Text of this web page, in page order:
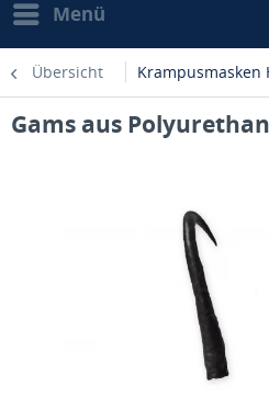
Menü
Übersicht Krampusmasken
Gams aus